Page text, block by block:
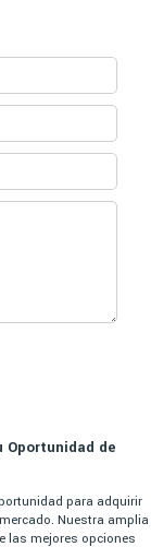
Oportunidad de
para adquirir
Nuestra amplia
las mejores opciones